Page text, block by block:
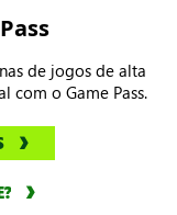
de jogos de alta
com o Game Pass.